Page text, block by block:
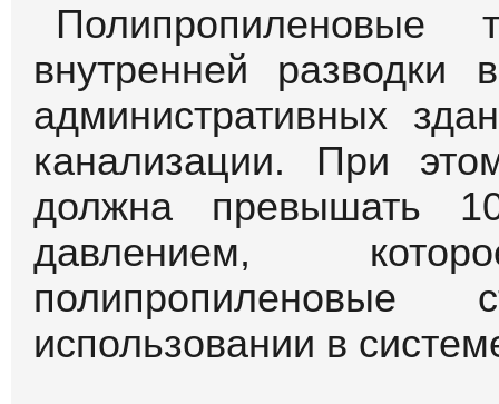
отличные
давлению,
подвержены
санитарными
В первую очередь
концентрации на
микроорганизмов,
патогенными